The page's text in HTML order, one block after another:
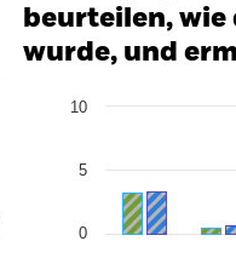
beurteilen,
wurde, und
Bar chart with 2 data
0
5
10